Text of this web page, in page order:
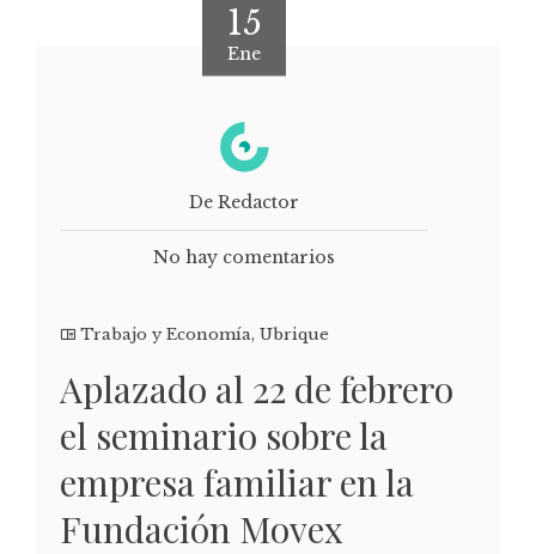
15
Ene
De Redactor
No hay comentarios
Trabajo y Economía, Ubrique
Aplazado al 22 de febrero
el seminario sobre la
empresa familiar en la
Fundación Movex